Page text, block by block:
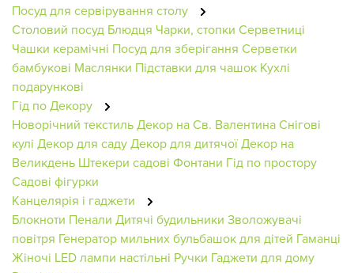
Посуд для сервірування столу
Столовий посуд Блюдця Чарки, стопки Серветниці
Чашки керамічні Посуд для зберігання Серветки
бамбукові Маслянки Підставки для чашок Кухлі
подарункові
Гід по Декору
Новорічний текстильДекор на Св. ВалентинаСнігові
кулі Декор для садуДекор для дитячоїДекор на
Великдень Штекери садові Фонтани Гід по простору
Садові фігурки
Канцелярія і гаджети
Блокноти Пенали Дитячі будильники Зволожувачі
повітря Генератор мильних бульбашок для дітей Гаманці
Жіночі LED лампи настільні Ручки Гаджети для дому